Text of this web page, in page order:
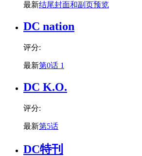
最新结尾封面和副页预览
DC nation
评分:
最新第0话 1
DC K.O.
评分:
最新第5话
DC特刊